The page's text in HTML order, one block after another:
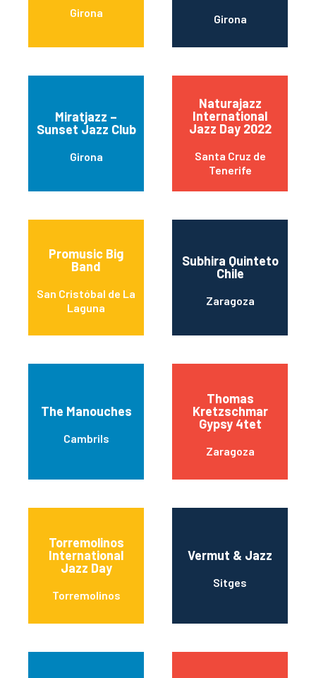
Girona Girona
Miratjazz –
Sunset Jazz Club
Girona
Naturajazz
International
Jazz Day 2022
Santa Cruz de
Tenerife
Promusic Big
Band
San Cristóbal de La
Laguna
Subhira Quinteto
Chile
Zaragoza
The Manouches
Cambrils
Thomas
Kretzschmar
Gypsy 4tet
Zaragoza
Torremolinos
International
Jazz Day
Torremolinos
Vermut & Jazz
Sitges